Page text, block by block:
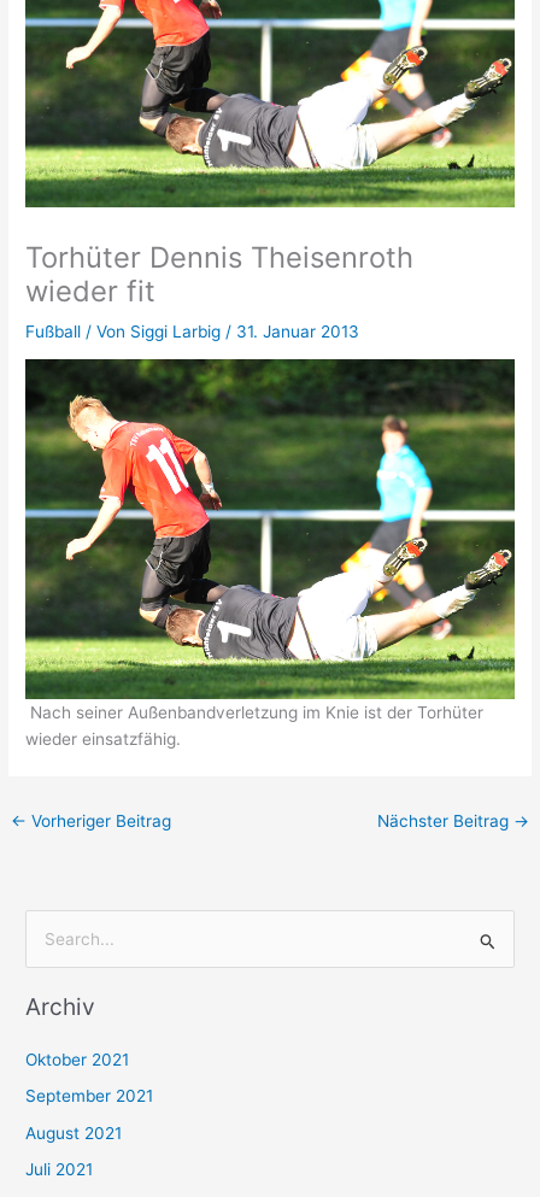
Torhüter Dennis Theisenroth
wieder fit
Fußball / Von Siggi Larbig / 31. Januar 2013
Nach seiner Außenbandverletzung im Knie ist der Torhüter
wieder einsatzfähig.
← Vorheriger Beitrag Nächster Beitrag →
c
n
n
a
Archiv
Oktober 2021
September 2021
August 2021
Juli 2021